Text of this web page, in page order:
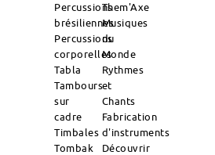
Percussions
brésiliennes
Percussions
corporelles
Tabla
Tambours
sur
cadre
Timbales
Tombak
Them'Axe
Musiques
du
Monde
Rythmes
et
Chants
Fabrication
d'instruments
Découvrir